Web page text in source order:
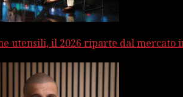
utensili, il 2026 riparte dal mercato